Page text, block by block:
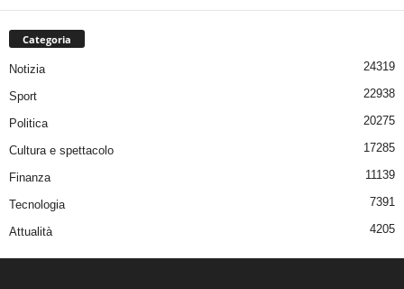
Categoria
Notizia 24319
Sport 22938
Politica 20275
Cultura e spettacolo 17285
Finanza 11139
Tecnologia 7391
Attualità 4205